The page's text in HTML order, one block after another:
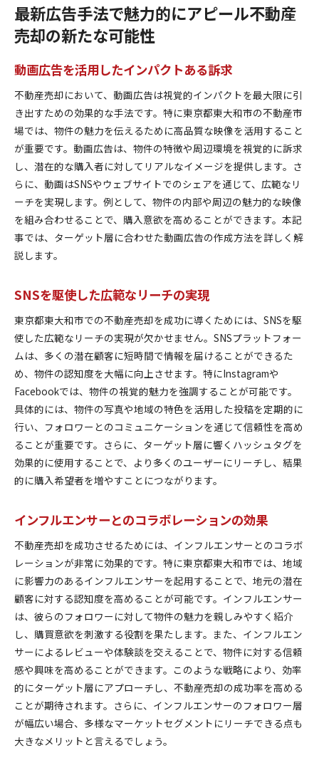
最新広告手法で魅力的にアピール不動産
売却の新たな可能性
動画広告を活用したインパクトある訴求
不動産売却において、動画広告は視覚的インパクトを最大限に引
き出すための効果的な手法です。特に東京都東大和市の不動産市
場では、物件の魅力を伝えるために高品質な映像を活用すること
が重要です。動画広告は、物件の特徴や周辺環境を視覚的に訴求
し、潜在的な購入者に対してリアルなイメージを提供します。さ
らに、動画はSNSやウェブサイトでのシェアを通じて、広範なリ
ーチを実現します。例として、物件の内部や周辺の魅力的な映像
を組み合わせることで、購入意欲を高めることができます。本記
事では、ターゲット層に合わせた動画広告の作成方法を詳しく解
説します。
SNSを駆使した広範なリーチの実現
東京都東大和市での不動産売却を成功に導くためには、SNSを駆
使した広範なリーチの実現が欠かせません。SNSプラットフォー
ムは、多くの潜在顧客に短時間で情報を届けることができるた
め、物件の認知度を大幅に向上させます。特にInstagramや
Facebookでは、物件の視覚的魅力を強調することが可能です。
具体的には、物件の写真や地域の特色を活用した投稿を定期的に
行い、フォロワーとのコミュニケーションを通じて信頼性を高め
ることが重要です。さらに、ターゲット層に響くハッシュタグを
効果的に使用することで、より多くのユーザーにリーチし、結果
的に購入希望者を増やすことにつながります。
インフルエンサーとのコラボレーションの効果
不動産売却を成功させるためには、インフルエンサーとのコラボ
レーションが非常に効果的です。特に東京都東大和市では、地域
に影響力のあるインフルエンサーを起用することで、地元の潜在
顧客に対する認知度を高めることが可能です。インフルエンサー
は、彼らのフォロワーに対して物件の魅力を親しみやすく紹介
し、購買意欲を刺激する役割を果たします。また、インフルエン
サーによるレビューや体験談を交えることで、物件に対する信頼
感や興味を高めることができます。このような戦略により、効率
的にターゲット層にアプローチし、不動産売却の成功率を高める
ことが期待されます。さらに、インフルエンサーのフォロワー層
が幅広い場合、多様なマーケットセグメントにリーチできる点も
大きなメリットと言えるでしょう。